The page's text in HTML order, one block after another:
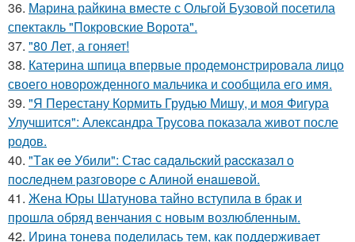
36. Марина райкина вместе с Ольгой Бузовой посетила
спектакль "Покровские Ворота".
37. "80 Лет, а гоняет!
38. Катерина шпица впервые продемонстрировала лицо
своего новорожденного мальчика и сообщила его имя.
39. "Я Перестану Кормить Грудью Мишу, и моя Фигура
Улучшится": Александра Трусова показала живот после
родов.
40. "Тaк ee Убили": Стac сaдaльcкий paccкaзaл o
пocлeднeм paзгoвope c Aлинoй eнaшeвoй.
41. Жена Юры Шатунова тайно вступила в брак и
прошла обряд венчания с новым возлюбленным.
42. Ирина тонева поделилась тем, как поддерживает